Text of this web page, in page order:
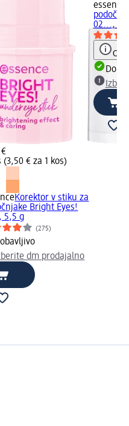
(3,50 € za 1 kos)
Korektor v stiku za
Bright Eyes!
5,5 g
(275)
dm prodajalno
essence
02...,